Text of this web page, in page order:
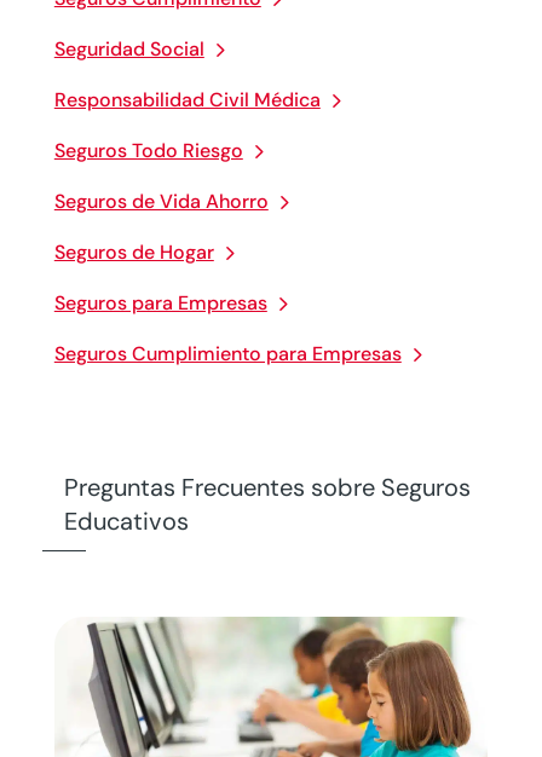
Seguridad Social
Responsabilidad Civil Médica
Seguros Todo Riesgo
Seguros de Vida Ahorro
Seguros de Hogar
Seguros para Empresas
Seguros Cumplimiento para Empresas
Preguntas Frecuentes sobre Seguros
Educativos